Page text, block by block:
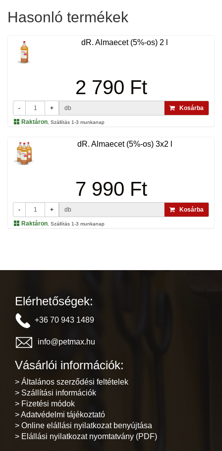
Hasonló termékek
dR. Almaecet (5%-os) 2 l
2 790 Ft
- + db
Kosárba
Raktáron , Szállítás 1-3 munkanap
dR. Almaecet (5%-os) 3x2 l
7 990 Ft
- + db
Kosárba
Raktáron , Szállítás 1-3 munkanap
Elérhetőségek:
+36 70 943 1489
info@petmax.hu
Vásárlói információk:
> Általános szerződési feltételek
> Szállítási információk
> Fizetési módok
> Adatvédelmi tájékoztató
> Online elállási nyilatkozat benyújtása
> Elállási nyilatkozat nyomtatvány (PDF)